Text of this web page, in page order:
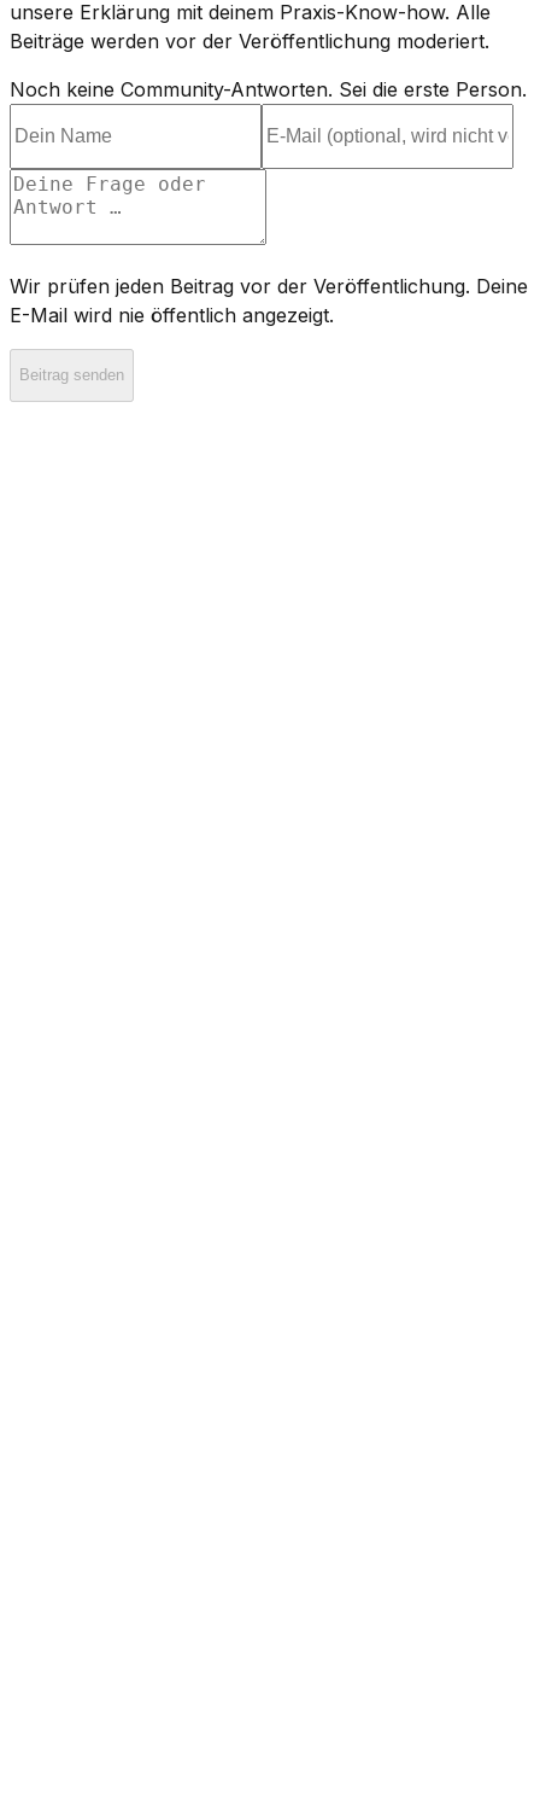
unsere Erklärung mit deinem Praxis-Know-how. Alle
Beiträge werden vor der Veröffentlichung moderiert.
Noch keine Community-Antworten. Sei die erste Person.
Wir prüfen jeden Beitrag vor der Veröffentlichung. Deine
E-Mail wird nie öffentlich angezeigt.
Beitrag senden